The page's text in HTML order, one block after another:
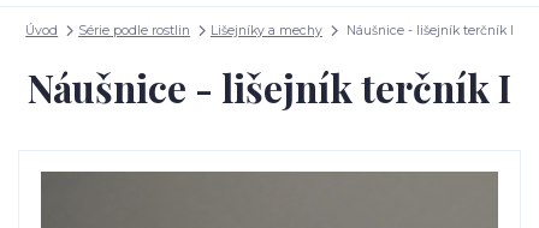
Úvod Série podle rostlin Lišejníky a mechy Náušnice - lišejník terčník I
Náušnice - lišejník terčník I